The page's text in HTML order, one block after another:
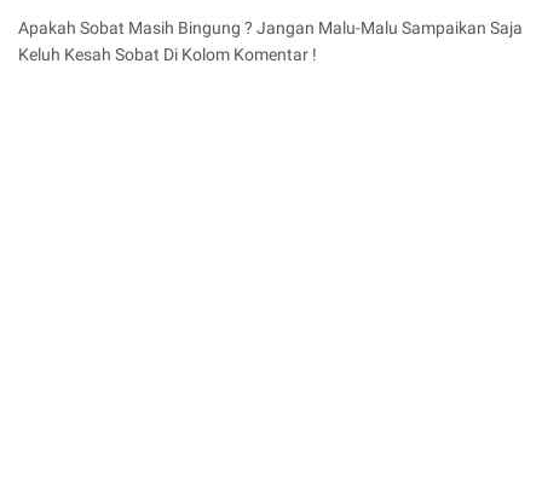
Apakah Sobat Masih Bingung ? Jangan Malu-Malu Sampaikan Saja
Keluh Kesah Sobat Di Kolom Komentar !